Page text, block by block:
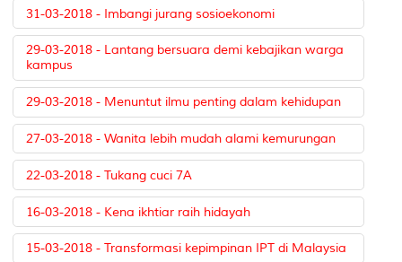
31-03-2018 - Imbangi jurang sosioekonomi
29-03-2018 - Lantang bersuara demi kebajikan warga
kampus
29-03-2018 - Menuntut ilmu penting dalam kehidupan
27-03-2018 - Wanita lebih mudah alami kemurungan
22-03-2018 - Tukang cuci 7A
16-03-2018 - Kena ikhtiar raih hidayah
15-03-2018 - Transformasi kepimpinan IPT di Malaysia